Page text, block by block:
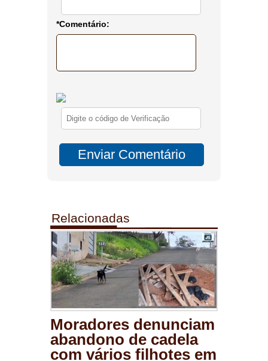
*Comentário:
Relacionadas
Moradores denunciam
abandono de cadela
com vários filhotes em